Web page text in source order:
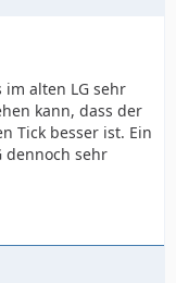
im alten LG sehr
kann, dass der
Tick besser ist. Ein
dennoch sehr